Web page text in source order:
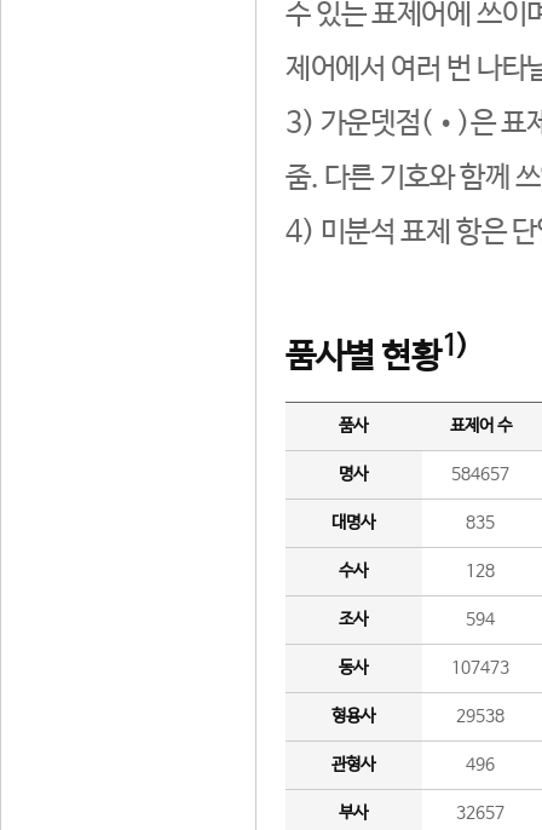
수 있는 표제어에 쓰이
제어에서 여러 번 나타
3) 가운뎃점(•)은 표
줌. 다른 기호와 함께
4) 미분석 표제 항은
품사별 현황1)
품사 표제어 수
명사 584657
대명사 835
수사 128
조사 594
동사 107473
형용사 29538
관형사 496
부사 32657